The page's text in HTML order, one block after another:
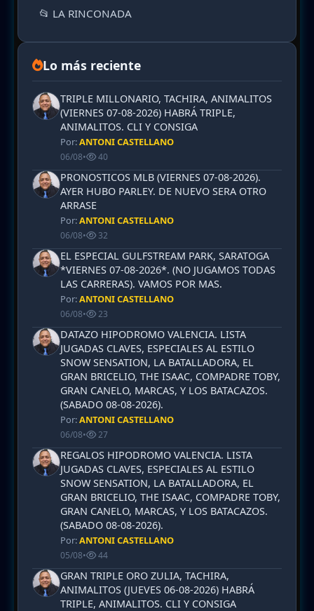
📂 LA RINCONADA
Lo más reciente
TRIPLE MILLONARIO, TACHIRA, ANIMALITOS
(VIERNES 07-08-2026) HABRÁ TRIPLE,
ANIMALITOS. CLI Y CONSIGA
Por:ANTONI CASTELLANO
06/08• 40
PRONOSTICOS MLB (VIERNES 07-08-2026).
AYER HUBO PARLEY. DE NUEVO SERA OTRO
ARRASE
Por:ANTONI CASTELLANO
06/08• 32
EL ESPECIAL GULFSTREAM PARK, SARATOGA
*VIERNES 07-08-2026*. (NO JUGAMOS TODAS
LAS CARRERAS). VAMOS POR MAS.
Por:ANTONI CASTELLANO
06/08• 23
DATAZO HIPODROMO VALENCIA. LISTA
JUGADAS CLAVES, ESPECIALES AL ESTILO
SNOW SENSATION, LA BATALLADORA, EL
GRAN BRICELIO, THE ISAAC, COMPADRE TOBY,
GRAN CANELO, MARCAS, Y LOS BATACAZOS.
(SABADO 08-08-2026).
Por:ANTONI CASTELLANO
06/08• 27
REGALOS HIPODROMO VALENCIA. LISTA
JUGADAS CLAVES, ESPECIALES AL ESTILO
SNOW SENSATION, LA BATALLADORA, EL
GRAN BRICELIO, THE ISAAC, COMPADRE TOBY,
GRAN CANELO, MARCAS, Y LOS BATACAZOS.
(SABADO 08-08-2026).
Por:ANTONI CASTELLANO
05/08• 44
GRAN TRIPLE ORO ZULIA, TACHIRA,
ANIMALITOS (JUEVES 06-08-2026) HABRÁ
TRIPLE, ANIMALITOS. CLI Y CONSIGA